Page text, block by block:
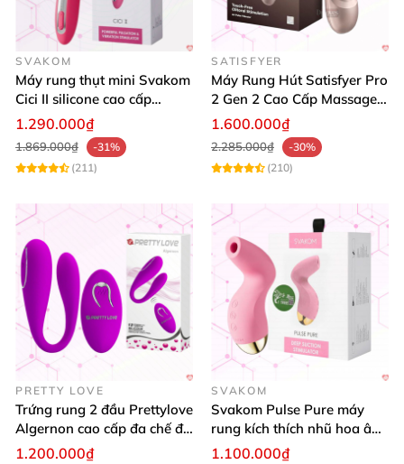
SVAKOM
Máy rung thụt mini Svakom
Cici II silicone cao cấp
massage điểm G
1.290.000₫
1.869.000₫
-31%
(211)
SATISFYER
Máy Rung Hút Satisfyer Pro
2 Gen 2 Cao Cấp Massage
Điểm G
1.600.000₫
2.285.000₫
-30%
(210)
PRETTY LOVE
Trứng rung 2 đầu Prettylove
Algernon cao cấp đa chế độ
kích thích
1.200.000₫
SVAKOM
Svakom Pulse Pure máy
rung kích thích nhũ hoa âm
vật công nghệ sóng âm
1.100.000₫